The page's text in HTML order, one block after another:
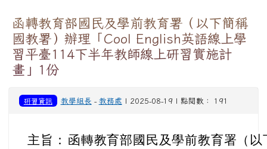
函轉教育部國民及學前教育署（以下簡稱
國教署）辦理「Cool English英語線上學
習平臺114下半年教師線上研習實施計
畫」1份
研習資訊 教學組長 - 教務處 | 2025-08-19 | 點閱數： 191
主旨： 函轉教育部國民及學前教育署（